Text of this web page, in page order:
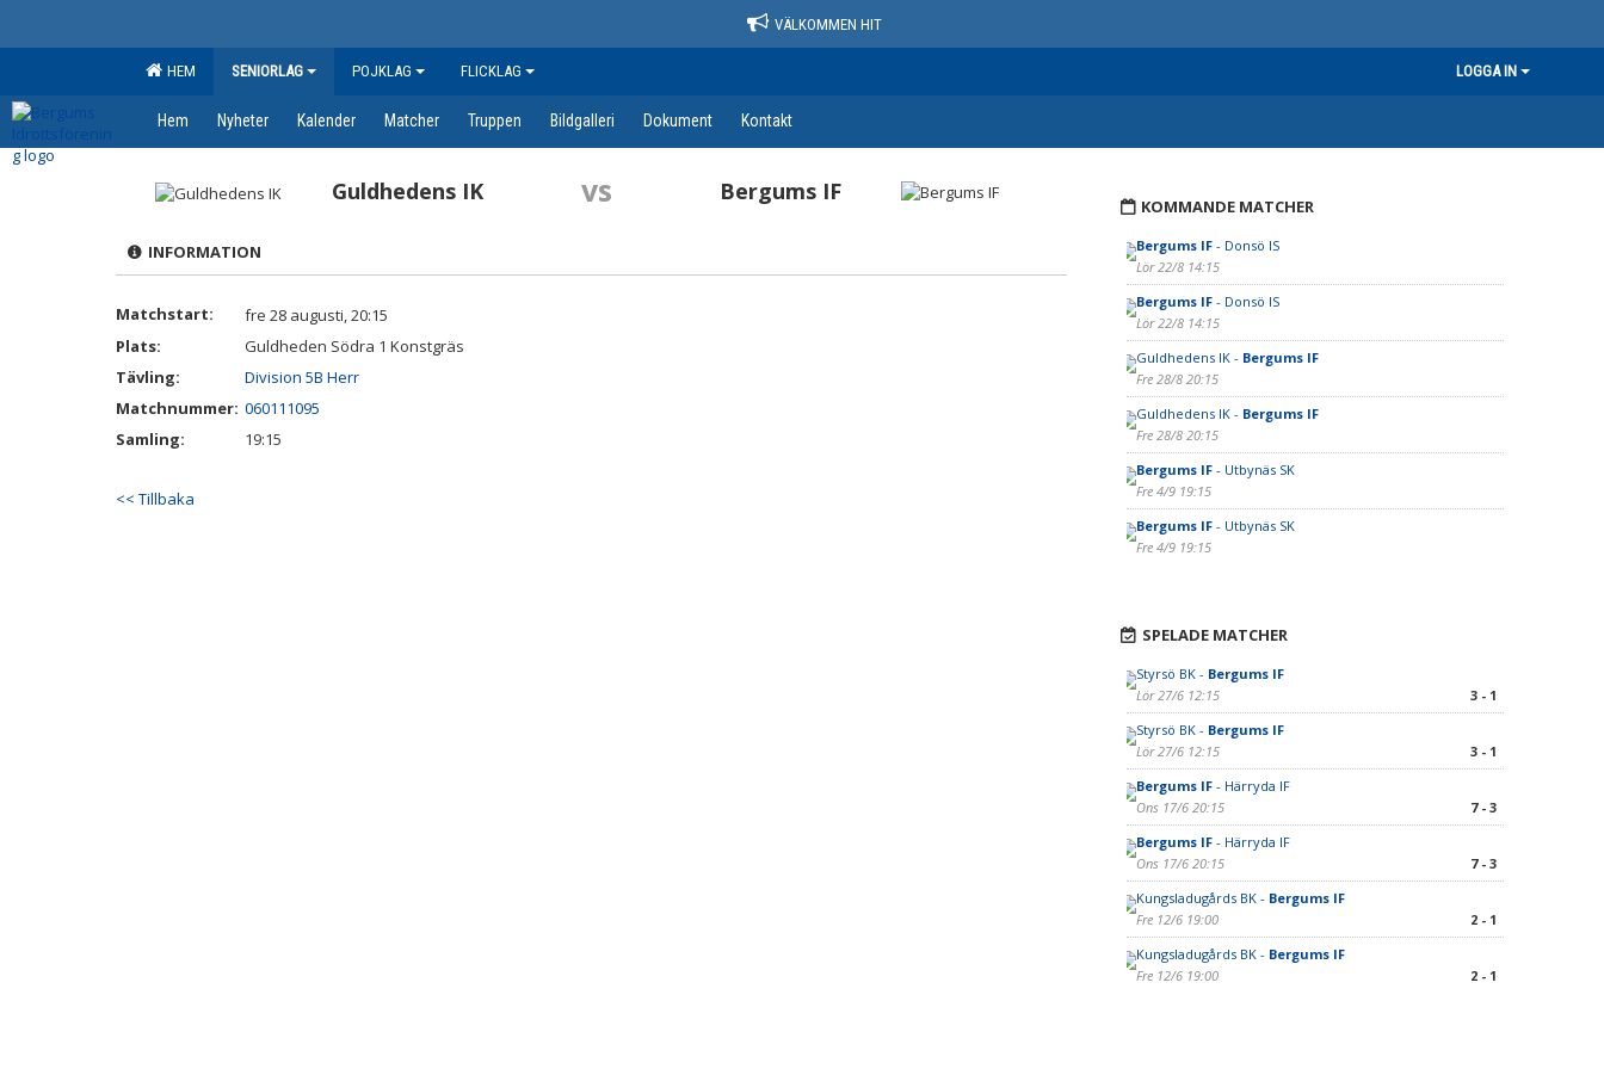
VÄLKOMMEN HIT
HEM SENIORLAG POJKLAG FLICKLAG LOGGA IN
Hem Nyheter Kalender Matcher Truppen Bildgalleri Dokument Kontakt
Guldhedens IK vs Bergums IF
INFORMATION
Matchstart:
fre 28 augusti, 20:15
Plats:
Guldheden Södra 1 Konstgräs
Tävling:
Division 5B Herr
Matchnummer: 060111095
Samling:
19:15
<< Tillbaka
KOMMANDE MATCHER
Bergums IF - Donsö IS
Lör 22/8 14:15
Bergums IF - Donsö IS
Lör 22/8 14:15
Guldhedens IK - Bergums IF
Fre 28/8 20:15
Guldhedens IK - Bergums IF
Fre 28/8 20:15
Bergums IF - Utbynäs SK
Fre 4/9 19:15
Bergums IF - Utbynäs SK
Fre 4/9 19:15
SPELADE MATCHER
Styrsö BK - Bergums IF
Lör 27/6 12:15
3 - 1
Styrsö BK - Bergums IF
Lör 27/6 12:15
3 - 1
Bergums IF - Härryda IF
Ons 17/6 20:15
7 - 3
Bergums IF - Härryda IF
Ons 17/6 20:15
7 - 3
Kungsladugårds BK - Bergums IF
Fre 12/6 19:00
2 - 1
Kungsladugårds BK - Bergums IF
Fre 12/6 19:00
2 - 1